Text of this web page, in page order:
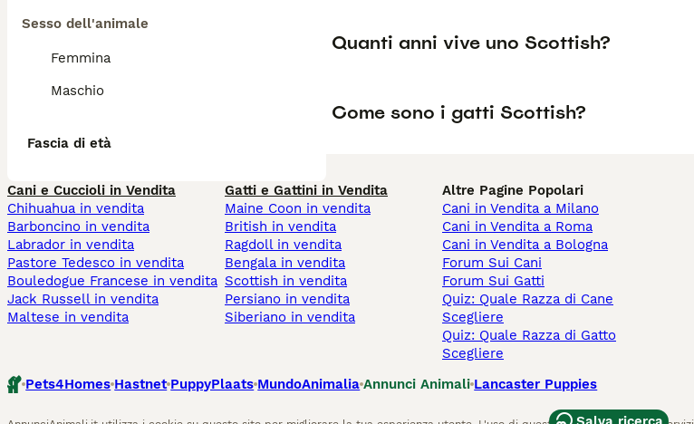
Sesso dell'animale
Femmina
Maschio
Fascia di età
Quanti anni vive uno Scottish?
Come sono i gatti Scottish?
Cani e Cuccioli in Vendita
Chihuahua in vendita
Barboncino in vendita
Labrador in vendita
Pastore Tedesco in vendita
Bouledogue Francese in vendita
Jack Russell in vendita
Maltese in vendita
Gatti e Gattini in Vendita
Maine Coon in vendita
British in vendita
Ragdoll in vendita
Bengala in vendita
Scottish in vendita
Persiano in vendita
Siberiano in vendita
Altre Pagine Popolari
Cani in Vendita a Milano
Cani in Vendita a Roma
Cani in Vendita a Bologna
Forum Sui Cani
Forum Sui Gatti
Quiz: Quale Razza di Cane
Scegliere
Quiz: Quale Razza di Gatto
Scegliere
Pets4Homes Hastnet PuppyPlaats MundoAnimalia Annunci Animali Lancaster Puppies